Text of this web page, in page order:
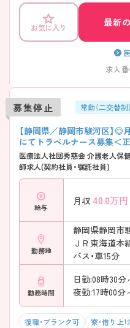
お気に入り 最新
求人
募集停止 常勤（二交替制）
【静岡県／静岡市駿河区】
にてトラベルナース募集＜
医療法人社団秀慈会 介護老人
師求人(契約社員・嘱託社員)
給与
月収 40.0万円
勤務地
静岡県静岡市
ＪＲ東海道本
バス・車15分
勤務時間
日勤:08時30分
夜勤:17時00分
復職・ブランク可 寮・借り上